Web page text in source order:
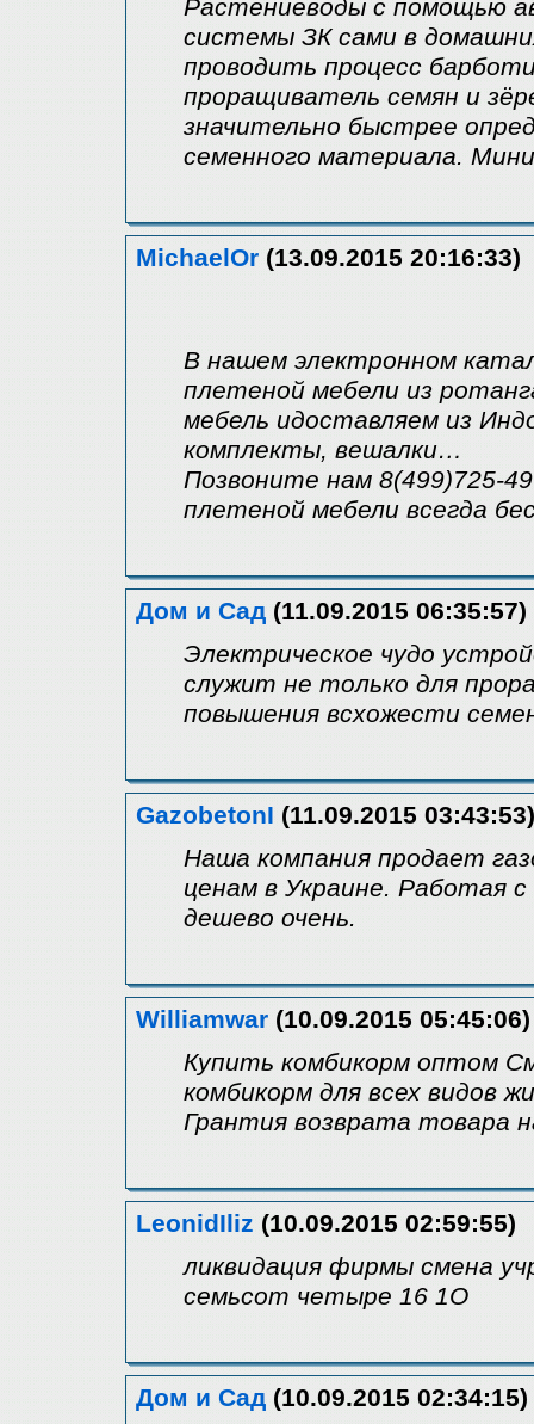
Растениеводы с помощью
системы ЗК сами в
проводить процесс
проращиватель семян и
значительно быстрее
семенного материала.
MichaelOr (13.09.2015 20:16:33)
В нашем электронном
плетеной мебели из
мебель идоставляем из
комплекты, вешалки…
Позвоните нам 8(499)725-
плетеной мебели всегда
Дом и Сад (11.09.2015 06:35:57)
Электрическое чудо
служит не только для
повышения всхожести
GazobetonI (11.09.2015 03:43:53)
Наша компания продает
ценам в Украине. Работая
дешево очень.
Williamwar (10.09.2015 05:45:06)
Купить комбикорм оптом
комбикорм для всех видов
Грантия возврата товара
LeonidIliz (10.09.2015 02:59:55)
ликвидация фирмы смена
семьсот четыре 16 1O
Дом и Сад (10.09.2015 02:34:15)